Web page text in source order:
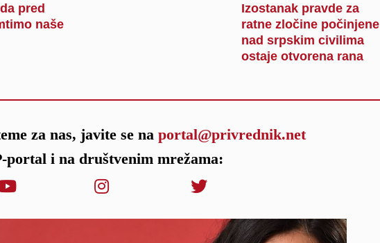
pred
naše
Izostanak pravde za
ratne zločine počinjene
nad srpskim civilima
ostaje otvorena rana
za nas, javite se naportal@privrednik.net
portal i na društvenim mrežama: